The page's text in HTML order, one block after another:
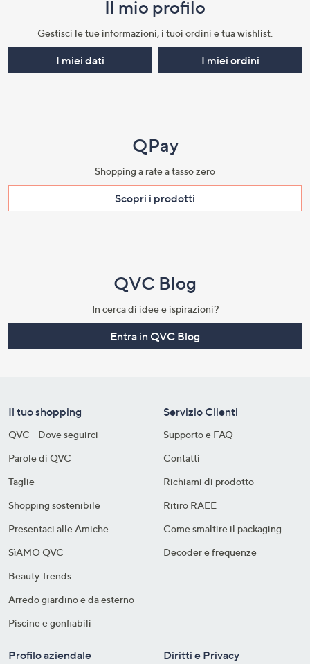
Il mio profilo​
Gestisci le tue informazioni, i tuoi ordini e tua wishlist.​
I miei dati I miei ordini
QPay
Shopping a rate a tasso zero​
Scopri i prodotti​
QVC Blog
In cerca di idee e ispirazioni?
Entra in QVC Blog
Il tuo shopping
QVC - Dove seguirci
Parole di QVC
Taglie
Shopping sostenibile​
Presentaci alle Amiche
SìAMO QVC
Beauty Trends
Arredo giardino e da esterno
Piscine e gonfiabili
Servizio Clienti
Supporto e FAQ
Contatti
Richiami di prodotto
Ritiro RAEE
Come smaltire il packaging​
Decoder e frequenze​
Profilo aziendale Diritti e Privacy